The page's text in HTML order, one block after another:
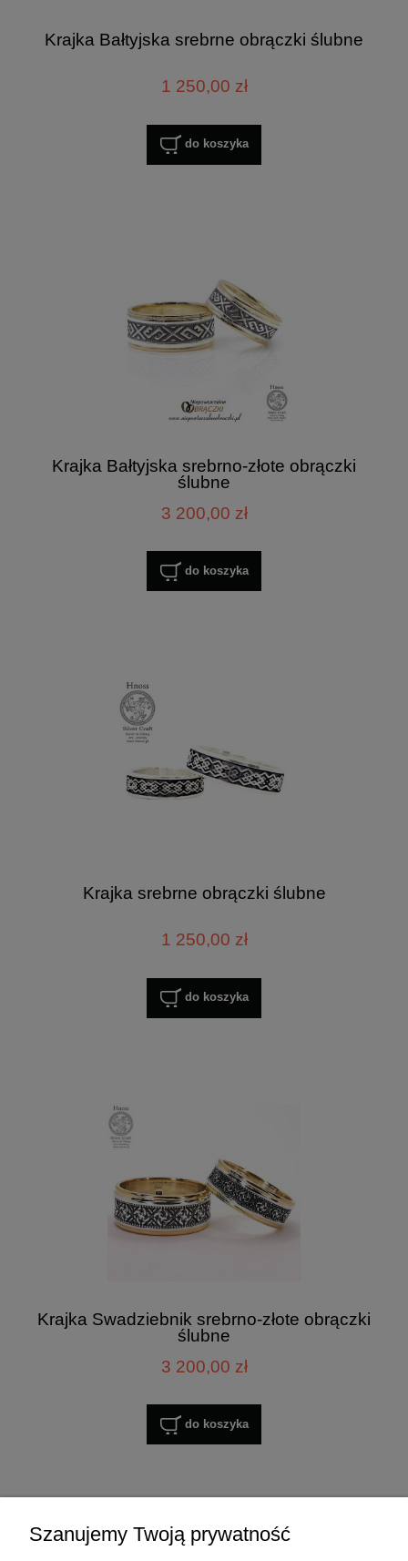
Krajka Bałtyjska srebrne obrączki ślubne
1 250,00 zł
do koszyka
Krajka Bałtyjska srebrno-złote obrączki
ślubne
3 200,00 zł
do koszyka
Krajka srebrne obrączki ślubne
1 250,00 zł
do koszyka
Krajka Swadziebnik srebrno-złote obrączki
ślubne
3 200,00 zł
do koszyka
Szanujemy Twoją prywatność